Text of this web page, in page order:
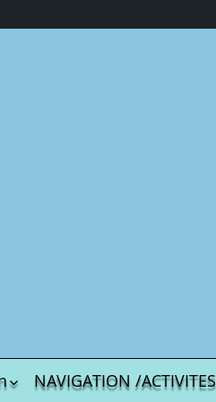
NAVIGATION /ACTIVITES